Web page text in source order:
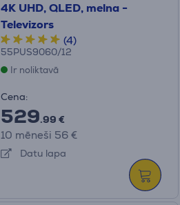
4K UHD, QLED, melna -
Televizors
(4)
55PUS9060/12
Ir noliktavā
Cena:
529.99 €
10 mēneši 56 €
Datu lapa